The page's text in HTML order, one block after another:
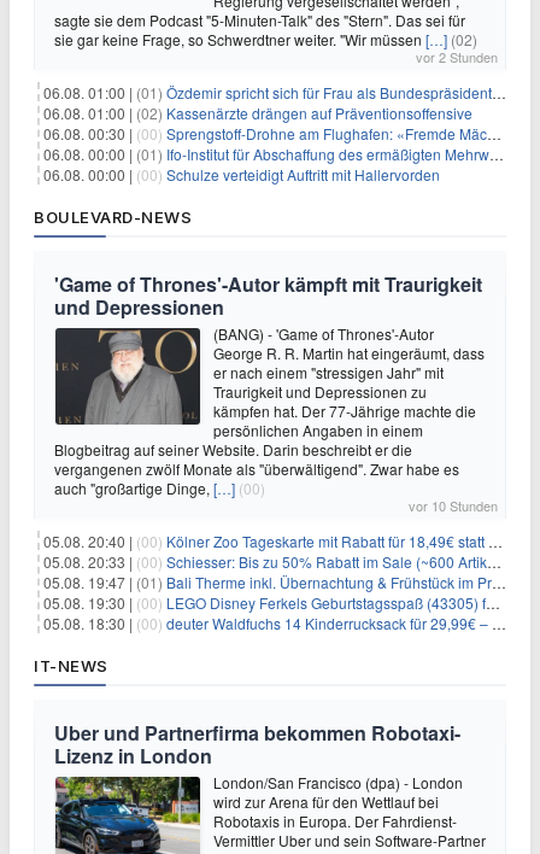
sagte sie dem Podcast "5-Minuten-Talk" des "Stern". Das sei für
sie gar keine Frage, so Schwerdtner weiter. "Wir müssen […] (02)
vor 2 Stunden
06.08. 01:00 | (01) Özdemir spricht sich für Frau als Bundespräsidentin aus
06.08. 01:00 | (02) Kassenärzte drängen auf Präventionsoffensive
06.08. 00:30 | (00) Sprengstoff-Drohne am Flughafen: «Fremde Mächte» am Werk?
06.08. 00:00 | (01) Ifo-Institut für Abschaffung des ermäßigten Mehrwertsteuersatzes
06.08. 00:00 | (00) Schulze verteidigt Auftritt mit Hallervorden
BOULEVARD-NEWS
'Game of Thrones'-Autor kämpft mit Traurigkeit
und Depressionen
(BANG) - 'Game of Thrones'-Autor
George R. R. Martin hat eingeräumt, dass
er nach einem "stressigen Jahr" mit
Traurigkeit und Depressionen zu
kämpfen hat. Der 77-Jährige machte die
persönlichen Angaben in einem
Blogbeitrag auf seiner Website. Darin beschreibt er die
vergangenen zwölf Monate als "überwältigend". Zwar habe es
auch "großartige Dinge, […] (00)
vor 10 Stunden
05.08. 20:40 | (00) Kölner Zoo Tageskarte mit Rabatt für 18,49€ statt 29,50€ – einlösbar bis Dezember
05.08. 20:33 | (00) Schiesser: Bis zu 50% Rabatt im Sale (~600 Artikel zur Auswahl)
05.08. 19:47 | (01) Bali Therme inkl. Übernachtung & Frühstück im Premium Hotel (Bad Oeynhausen) ab 89€ p.P.
05.08. 19:30 | (00) LEGO Disney Ferkels Geburtstagsspaß (43305) für 29,10€
05.08. 18:30 | (00) deuter Waldfuchs 14 Kinderrucksack für 29,99€ – Amber-maple
IT-NEWS
Uber und Partnerfirma bekommen Robotaxi-
Lizenz in London
London/San Francisco (dpa) - London
wird zur Arena für den Wettlauf bei
Robotaxis in Europa. Der Fahrdienst-
Vermittler Uber und sein Software-Partner